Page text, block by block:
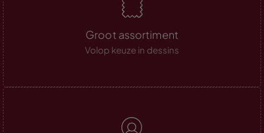
Groot assortiment
Volop keuze in dessins